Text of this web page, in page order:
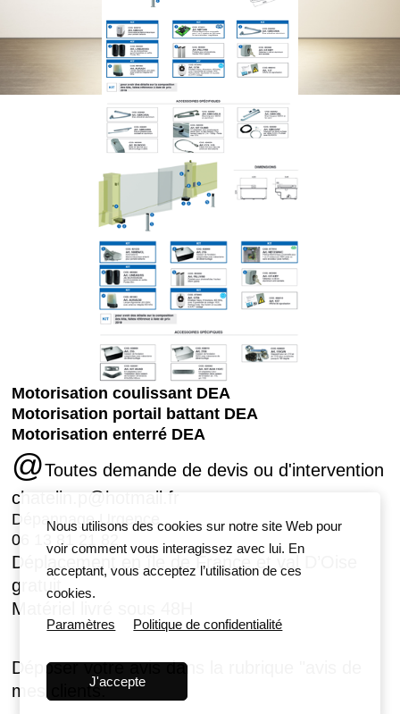
Motorisation coulissant DEA
Motorisation portail battant DEA
Motorisation enterré DEA
@Toutes demande de devis ou d'intervention
chatelin.p@hotmail.fr
Dépannage Urgence
06 13 81 21 82
Déplacement en île de France et val D’Oise
gratuit.
Matériel livré sous 48H
Déposer votre avis dans la rubrique "avis de
mes clients."
Nous utilisons des cookies sur notre site Web pour
voir comment vous interagissez avec lui. En
acceptant, vous acceptez l’utilisation de ces
cookies.
Paramètres Politique de confidentialité
J'accepte